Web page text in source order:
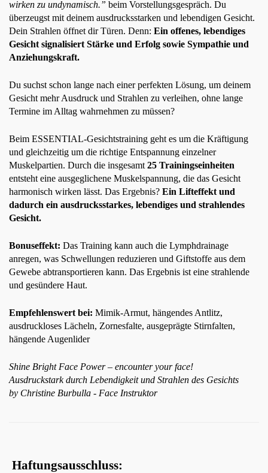
wirken zu undynamisch.” beim Vorstellungsgespräch. Du
überzeugst mit deinem ausdrucksstarken und lebendigen Gesicht.
Dein Strahlen öffnet dir Türen. Denn: Ein offenes, lebendiges
Gesicht signalisiert Stärke und Erfolg sowie Sympathie und
Anziehungskraft.
Du suchst schon lange nach einer perfekten Lösung, um deinem
Gesicht mehr Ausdruck und Strahlen zu verleihen, ohne lange
Termine im Alltag wahrnehmen zu müssen?
Beim ESSENTIAL-Gesichtstraining geht es um die Kräftigung
und gleichzeitig um die richtige Entspannung einzelner
Muskelpartien. Durch die insgesamt 25 Trainingseinheiten
entsteht eine ausgeglichene Muskelspannung, die das Gesicht
harmonisch wirken lässt. Das Ergebnis? Ein Lifteffekt und
dadurch ein ausdrucksstarkes, lebendiges und strahlendes
Gesicht.
Bonuseffekt: Das Training kann auch die Lymphdrainage
anregen, was Schwellungen reduzieren und Giftstoffe aus dem
Gewebe abtransportieren kann. Das Ergebnis ist eine strahlende
und gesündere Haut.
Empfehlenswert bei: Mimik-Armut, hängendes Antlitz,
ausdruckloses Lächeln, Zornesfalte, ausgeprägte Stirnfalten,
hängende Augenlider
Shine Bright Face Power – encounter your face!
Ausdruckstark durch Lebendigkeit und Strahlen des Gesichts
by Christine Burbulla - Face Instruktor
Haftungsausschluss: